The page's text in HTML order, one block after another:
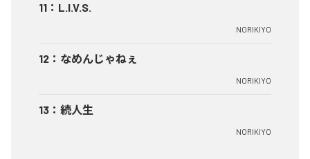
11 ： L.I.V.S.
NORIKIYO
12 ： なめんじゃねぇ
NORIKIYO
13 ： 続人生
NORIKIYO